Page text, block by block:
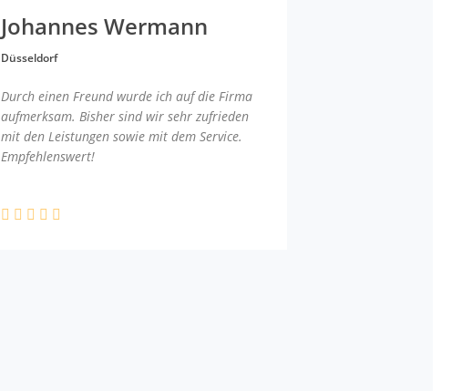
Johannes Wermann
Düsseldorf
Durch einen Freund wurde ich auf die Firma
aufmerksam. Bisher sind wir sehr zufrieden
mit den Leistungen sowie mit dem Service.
Empfehlenswert!